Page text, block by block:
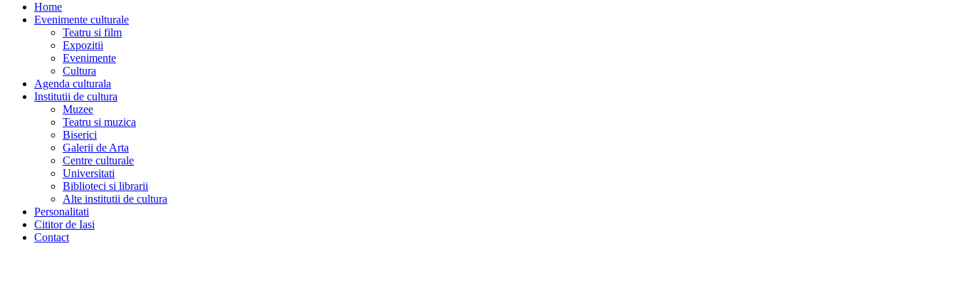
Home
Evenimente culturale
Teatru si film
Expozitii
Evenimente
Cultura
Agenda culturala
Institutii de cultura
Muzee
Teatru si muzica
Biserici
Galerii de Arta
Centre culturale
Universitati
Biblioteci si librarii
Alte institutii de cultura
Personalitati
Cititor de Iasi
Contact